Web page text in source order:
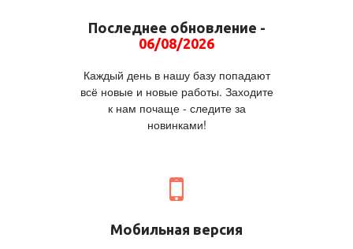
Последнее обновление -
06/08/2026
Каждый день в нашу базу попадают
всё новые и новые работы. Заходите
к нам почаще - следите за
новинками!
Мобильная версия